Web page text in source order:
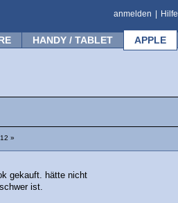
anmelden Hilfe
HANDY / TABLET APPLE
»
gekauft. hätte nicht
ist.